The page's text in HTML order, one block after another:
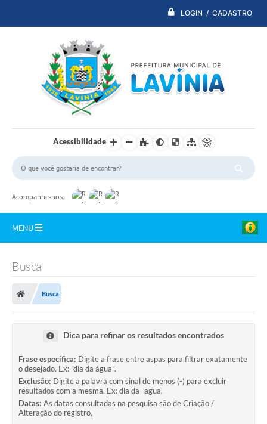
LOGIN / CADASTRO
Acessibilidade
Acompanhe-nos:
MENU
Transparência Municipal
Administração
Terceiro Setor
Busca
Busca
Dica para refinar os resultados encontrados
Frase específica: Digite a frase entre aspas para filtrar exatamente
o desejado. Ex: "dia da água".
Exclusão: Digite a palavra com sinal de menos (-) para excluir
resultados com a mesma. Ex: dia da -agua.
Datas: As datas consultadas na pesquisa são de Criação /
Alteração do registro.